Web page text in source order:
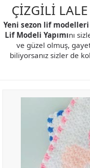
ÇİZGİLİ
Yeni sezon lif modelleri
Lif Modeli Yapımını
ve güzel olmuş,
biliyorsanız sizler de